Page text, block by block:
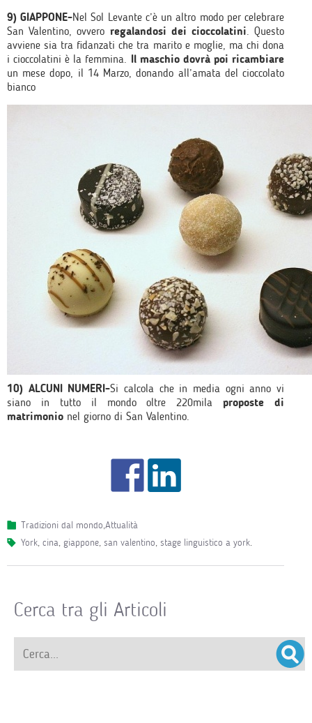
9) GIAPPONE-Nel Sol Levante c’è un altro modo per celebrare
San Valentino, ovvero regalandosi dei cioccolatini. Questo
avviene sia tra fidanzati che tra marito e moglie, ma chi dona
i cioccolatini è la femmina. Il maschio dovrà poi ricambiare
un mese dopo, il 14 Marzo, donando all’amata del cioccolato
bianco
10) ALCUNI NUMERI-Si calcola che in media ogni anno vi
siano in tutto il mondo oltre 220milaproposte di
matrimonio nel giorno di San Valentino.
Tradizioni dal mondo,Attualità
york, cina, giappone, san valentino, stage linguistico a york.
Cerca tra gli Articoli